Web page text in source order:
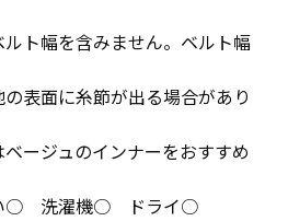
ト幅を含みません。ベルト幅
表面に糸節が出る場合があり
ージュのインナーをおすすめ
○ 洗濯機○ ドライ○